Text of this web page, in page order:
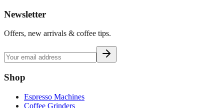
Newsletter
Offers, new arrivals & coffee tips.
Shop
Espresso Machines
Coffee Grinders